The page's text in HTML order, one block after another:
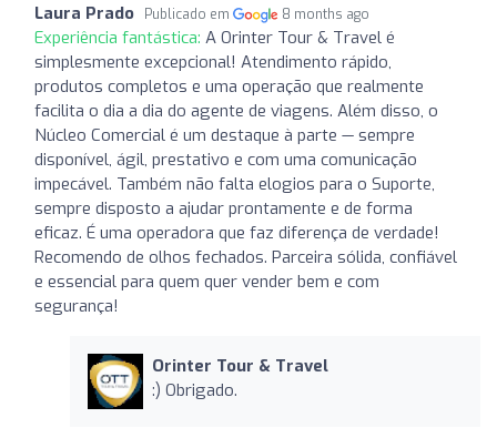
Laura Prado Publicado em 8 months ago
Experiência fantástica: A Orinter Tour & Travel é
simplesmente excepcional! Atendimento rápido,
produtos completos e uma operação que realmente
facilita o dia a dia do agente de viagens. Além disso, o
Núcleo Comercial é um destaque à parte — sempre
disponível, ágil, prestativo e com uma comunicação
impecável. Também não falta elogios para o Suporte,
sempre disposto a ajudar prontamente e de forma
eficaz. É uma operadora que faz diferença de verdade!
Recomendo de olhos fechados. Parceira sólida, confiável
e essencial para quem quer vender bem e com
segurança!
Orinter Tour & Travel
:) Obrigado.